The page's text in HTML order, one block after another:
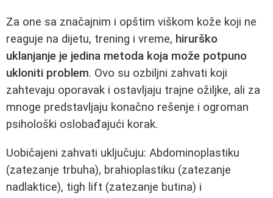
Za one sa značajnim i opštim viškom kože koji ne
reaguje na dijetu, trening i vreme, hirurško
uklanjanje je jedina metoda koja može potpuno
ukloniti problem. Ovo su ozbiljni zahvati koji
zahtevaju oporavak i ostavljaju trajne ožiljke, ali za
mnoge predstavljaju konačno rešenje i ogroman
psihološki oslobađajući korak.
Uobičajeni zahvati uključuju: Abdominoplastiku
(zatezanje trbuha), brahioplastiku (zatezanje
nadlaktice), tigh lift (zatezanje butina) i